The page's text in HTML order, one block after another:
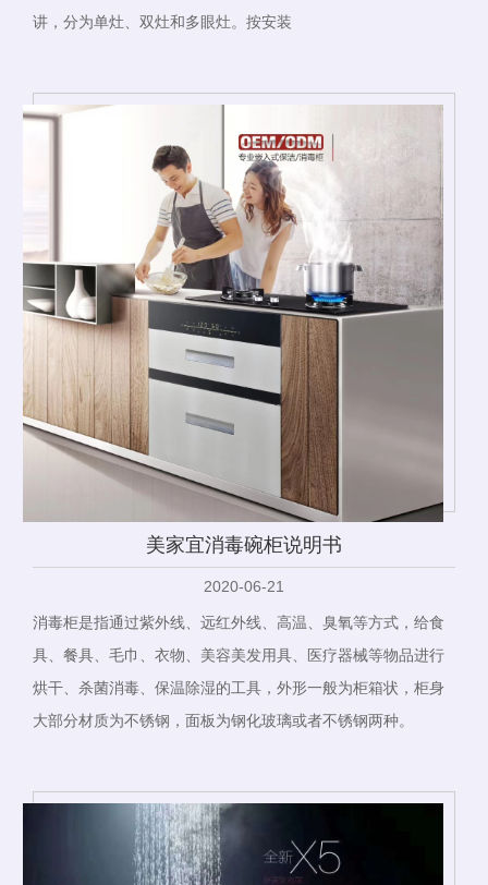
讲，分为单灶、双灶和多眼灶。按安装
美家宜消毒碗柜说明书
2020-06-21
消毒柜是指通过紫外线、远红外线、高温、臭氧等方式，给食
具、餐具、毛巾、衣物、美容美发用具、医疗器械等物品进行
烘干、杀菌消毒、保温除湿的工具，外形一般为柜箱状，柜身
大部分材质为不锈钢，面板为钢化玻璃或者不锈钢两种。